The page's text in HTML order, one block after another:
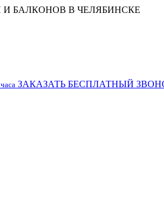
И БАЛКОНОВ В ЧЕЛЯБИНСКЕ
ЗАКАЗАТЬ БЕСПЛАТНЫЙ